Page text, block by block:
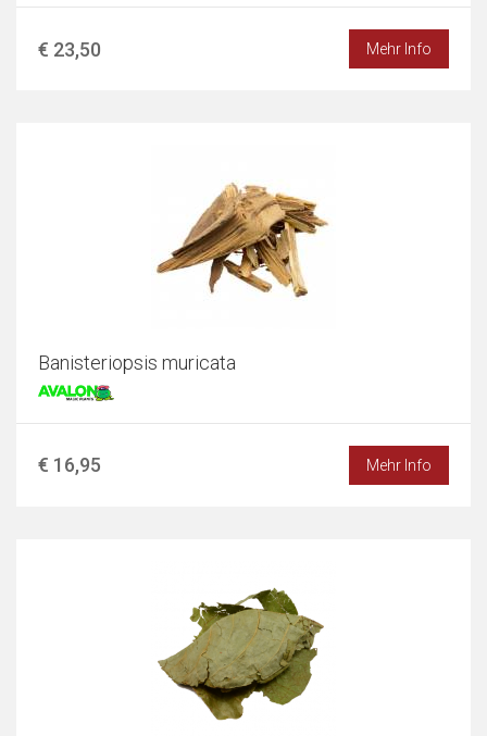
€ 23,50 Mehr Info
Banisteriopsis muricata
€ 16,95 Mehr Info